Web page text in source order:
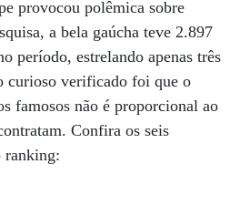
provocou polêmica sobre
a bela gaúcha teve 2.897
período, estrelando apenas três
curioso verificado foi que o
famosos não é proporcional ao
Confira os seis
ranking: